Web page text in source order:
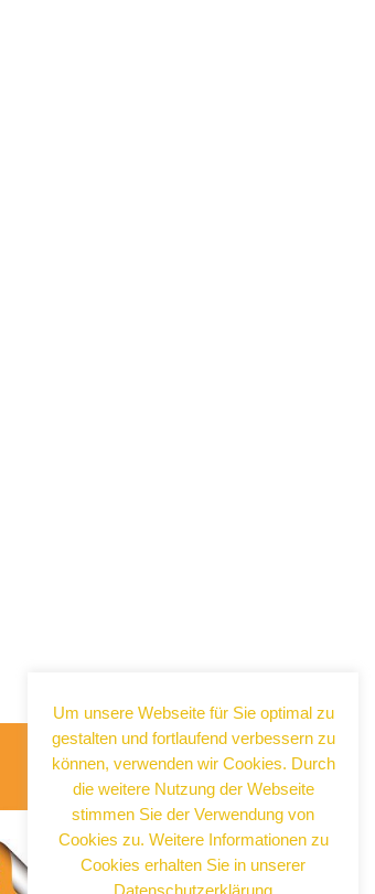
Newsletter und erhalten Sie vertiefende
Infos zu gesellschaftlichen
Entwicklungen, Kulinarik, Kunst und Kultur
in Neuss!
Um unsere Webseite für Sie optimal zu
gestalten und fortlaufend verbessern zu
können, verwenden wir Cookies. Durch
die weitere Nutzung der Webseite
stimmen Sie der Verwendung von
Cookies zu. Weitere Informationen zu
Cookies erhalten Sie in unserer
Datenschutzerklärung